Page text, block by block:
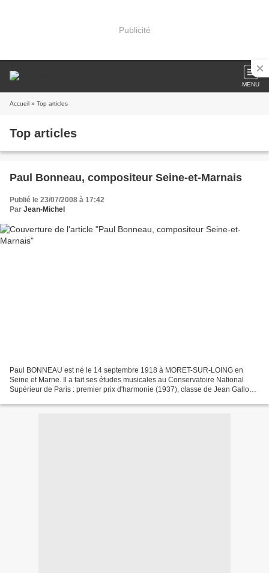
Publicité
MENU
Accueil » Top articles
Top articles
Paul Bonneau, compositeur Seine-et-Marnais
Publié le 23/07/2008 à 17:42
Par Jean-Michel
Paul BONNEAU est né le 14 septembre 1918 à MORET-SUR-LOING en
Seine et Marne. Il a fait ses études musicales au Conservatoire National
Supérieur de Paris : premier prix d'harmonie (1937), classe de Jean Gallon ;